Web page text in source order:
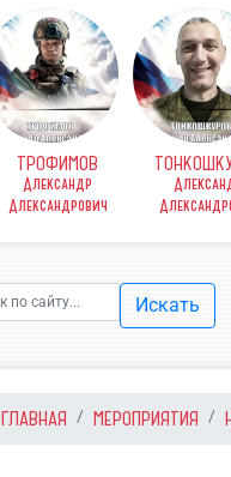
ТРОФИМОВ
Александр
Александрович
Искать
ГЛАВНАЯ МЕРОПРИЯТИЯ